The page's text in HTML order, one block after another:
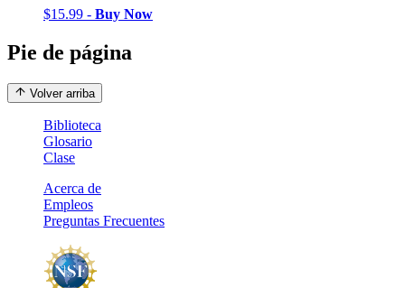
$15.99 - Buy Now
Pie de página
Volver arriba
Biblioteca
Glosario
Clase
Acerca de
Empleos
Preguntas Frecuentes